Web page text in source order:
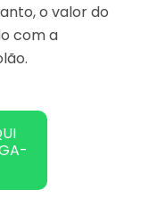
o valor do
com a